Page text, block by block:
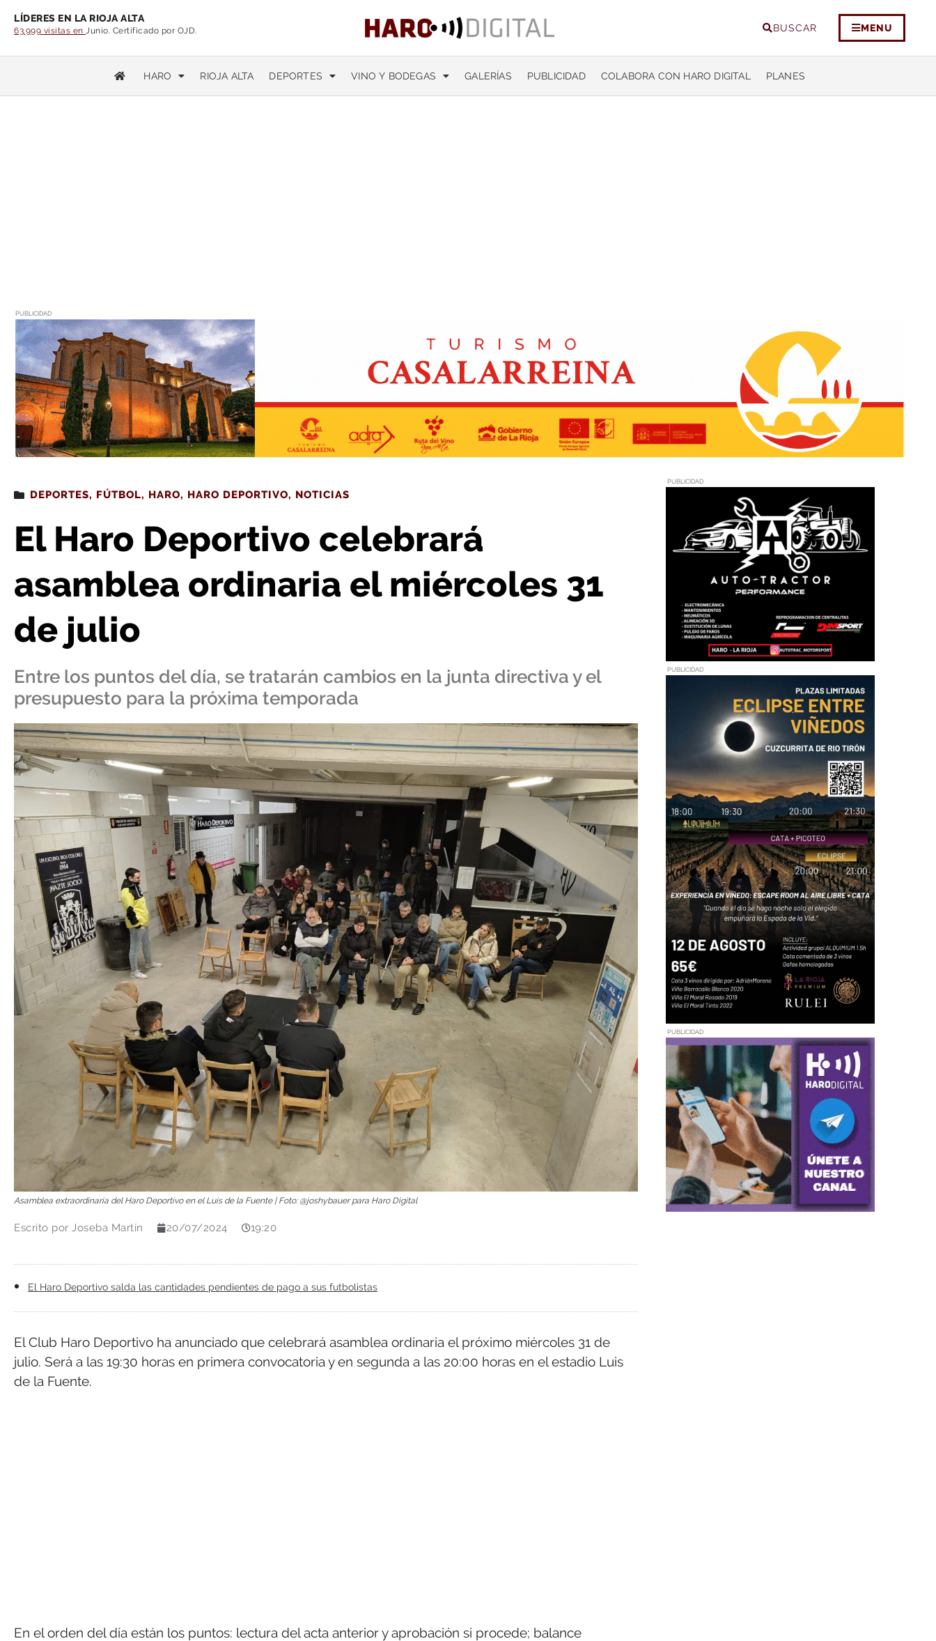
LÍDERES EN LA RIOJA ALTA
63.999 visitas en Junio. Certificado por OJD. BUSCAR MENU
HARO RIOJA ALTA DEPORTES VINO Y BODEGAS GALERÍAS PUBLICIDAD COLABORA CON HARO DIGITAL PLANES
PUBLICIDAD
Estás leyendo : El Haro Deportivo celebrará asamblea ordinaria el miércoles 31 de julio
DEPORTES, FÚTBOL, HARO, HARO DEPORTIVO, NOTICIAS
El Haro Deportivo celebrará
asamblea ordinaria el miércoles 31
de julio
Entre los puntos del día, se tratarán cambios en la junta directiva y el
presupuesto para la próxima temporada
Asamblea extraordinaria del Haro Deportivo en el Luis de la Fuente | Foto: @joshybauer para Haro Digital
Escrito por Joseba Martín 20/07/2024 19:20
El Haro Deportivo salda las cantidades pendientes de pago a sus futbolistas
El Club Haro Deportivo ha anunciado que celebrará asamblea ordinaria el próximo miércoles 31 de
julio. Será a las 19:30 horas en primera convocatoria y en segunda a las 20:00 horas en el estadio Luis
de la Fuente.
En el orden del día están los puntos: lectura del acta anterior y aprobación si procede; balance
PUBLICIDAD
PUBLICIDAD
PUBLICIDAD